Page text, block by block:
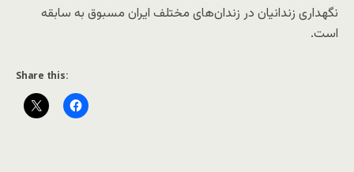
نگهداری زندانیان در زندان‌های مختلف ایران مسبوق به سابقه
است.
Share this: